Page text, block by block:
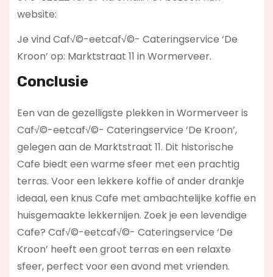
website:
Je vind Caf√©-eetcaf√©- Cateringservice ‘De
Kroon’ op: Marktstraat 11 in Wormerveer.
Conclusie
Een van de gezelligste plekken in Wormerveer is
Caf√©-eetcaf√©- Cateringservice ‘De Kroon’,
gelegen aan de Marktstraat 11. Dit historische
Cafe biedt een warme sfeer met een prachtig
terras. Voor een lekkere koffie of ander drankje
ideaal, een knus Cafe met ambachtelijke koffie en
huisgemaakte lekkernijen. Zoek je een levendige
Cafe? Caf√©-eetcaf√©- Cateringservice ‘De
Kroon’ heeft een groot terras en een relaxte
sfeer, perfect voor een avond met vrienden.